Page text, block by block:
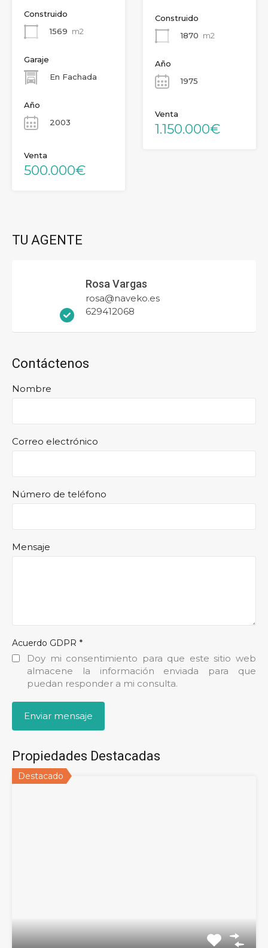
Construido
1569 m2
Garaje
En Fachada
Año
2003
Venta
500.000€
Construido
1870 m2
Año
1975
Venta
1.150.000€
TU AGENTE
Rosa Vargas
rosa@naveko.es
629412068
Contáctenos
Nombre
Correo electrónico
Número de teléfono
Mensaje
Acuerdo GDPR *
Doy mi consentimiento para que este sitio web
almacene la información enviada para que
puedan responder a mi consulta.
Propiedades Destacadas
Destacado